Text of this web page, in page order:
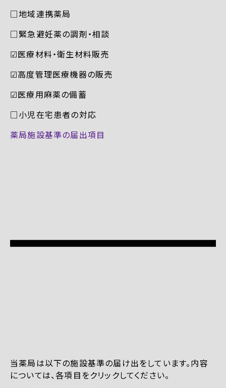
□地域連携薬局
□緊急避妊薬の調剤・相談
☑︎医療材料・衛生材料販売
☑︎高度管理医療機器の販売
☑︎医療用麻薬の備蓄
□小児在宅患者の対応
薬局施設基準の届出項目
当薬局は以下の施設基準の届け出をしています。内容
については、各項目をクリックしてください。